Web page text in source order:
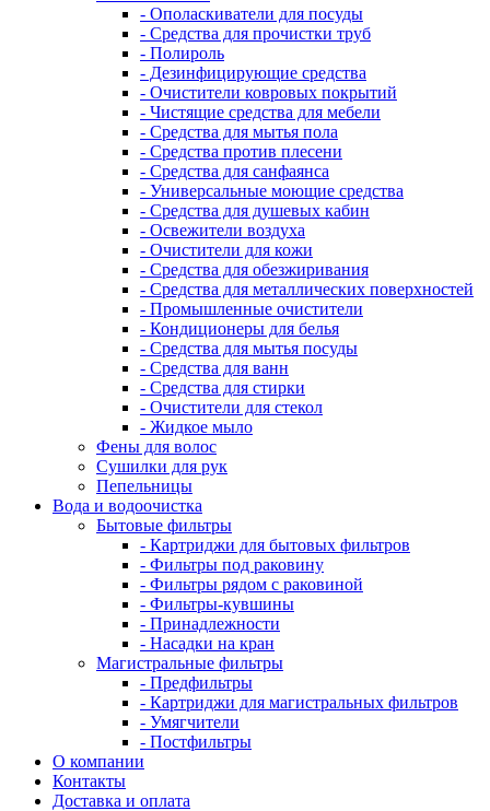
- Ополаскиватели для посуды
- Средства для прочистки труб
- Полироль
- Дезинфицирующие средства
- Очистители ковровых покрытий
- Чистящие средства для мебели
- Средства для мытья пола
- Средства против плесени
- Средства для санфаянса
- Универсальные моющие средства
- Средства для душевых кабин
- Освежители воздуха
- Очистители для кожи
- Средства для обезжиривания
- Средства для металлических поверхностей
- Промышленные очистители
- Кондиционеры для белья
- Средства для мытья посуды
- Средства для ванн
- Средства для стирки
- Очистители для стекол
- Жидкое мыло
Фены для волос
Сушилки для рук
Пепельницы
Вода и водоочистка
Бытовые фильтры
- Картриджи для бытовых фильтров
- Фильтры под раковину
- Фильтры рядом с раковиной
- Фильтры-кувшины
- Принадлежности
- Насадки на кран
Магистральные фильтры
- Предфильтры
- Картриджи для магистральных фильтров
- Умягчители
- Постфильтры
О компании
Контакты
Доставка и оплата